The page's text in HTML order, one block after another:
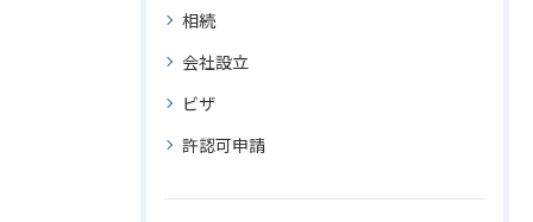
相続
会社設立
ビザ
許認可申請